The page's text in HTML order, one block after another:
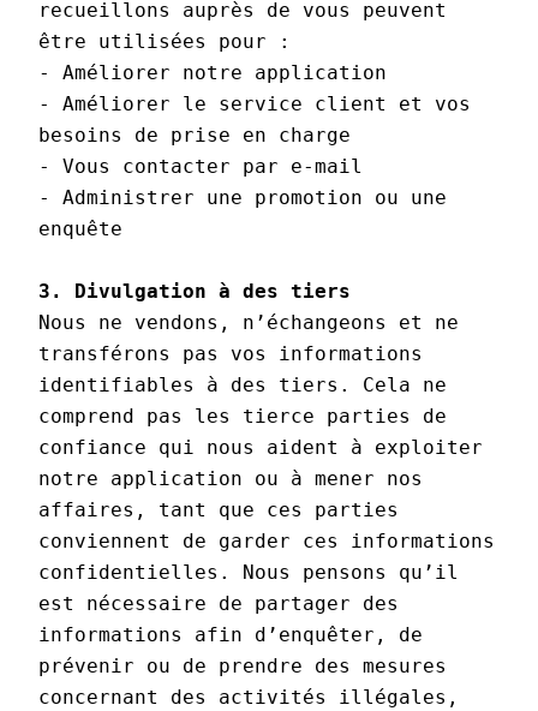
recueillons auprès de vous peuvent
être utilisées pour :
- Améliorer notre application
- Améliorer le service client et vos
besoins de prise en charge
- Vous contacter par e-mail
- Administrer une promotion ou une
enquête
3. Divulgation à des tiers
Nous ne vendons, n’échangeons et ne
transférons pas vos informations
identifiables à des tiers. Cela ne
comprend pas les tierce parties de
confiance qui nous aident à exploiter
notre application ou à mener nos
affaires, tant que ces parties
conviennent de garder ces informations
confidentielles. Nous pensons qu’il
est nécessaire de partager des
informations afin d’enquêter, de
prévenir ou de prendre des mesures
concernant des activités illégales,